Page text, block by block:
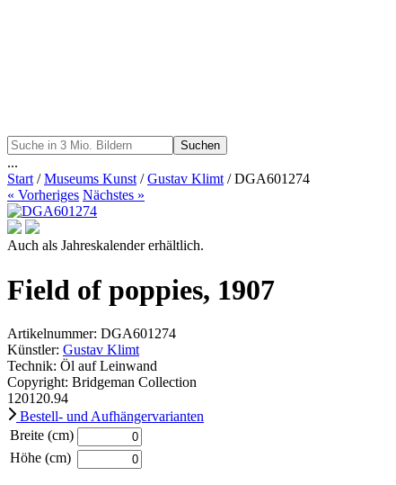
Suchen
...
Start/Museums Kunst/Gustav Klimt/ DGA601274
« Vorheriges Nächstes »
Auch als Jahreskalender erhältlich.
Field of poppies, 1907
Artikelnummer: DGA601274
Künstler: Gustav Klimt
Technik: Öl auf Leinwand
Copyright: Bridgeman Collection
120120.94
Bestell- und Aufhängervarianten
Breite (cm)
Höhe (cm)